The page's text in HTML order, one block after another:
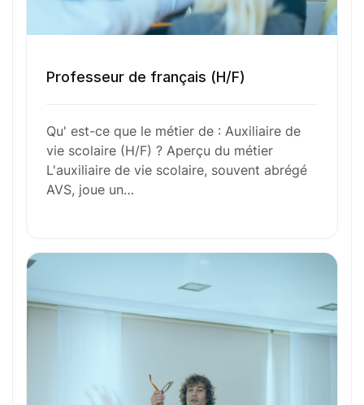
Fonctions Principales
Compétences Requises
Outils et Technologies ️
Perspectives de carrière
Professeur de français (H/F)
Qu' est-ce que le métier de : Auxiliaire de
vie scolaire (H/F) ? Aperçu du métier
L'auxiliaire de vie scolaire, souvent abrégé
AVS, joue un…